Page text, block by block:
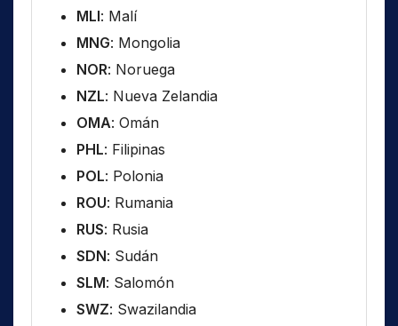
MLI: Malí
MNG: Mongolia
NOR: Noruega
NZL: Nueva Zelandia
OMA: Omán
PHL: Filipinas
POL: Polonia
ROU: Rumania
RUS: Rusia
SDN: Sudán
SLM: Salomón
SWZ: Swazilandia